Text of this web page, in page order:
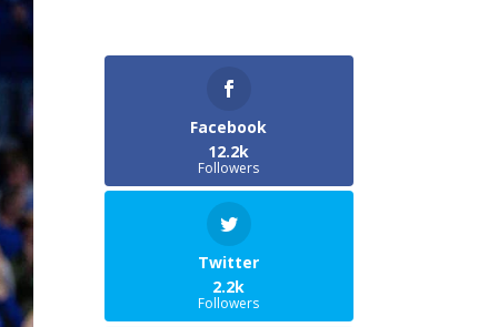
Facebook
12.2k
Followers
Twitter
2.2k
Followers